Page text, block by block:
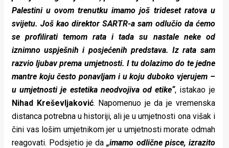
Palestini u ovom trenutku imamo još trideset ratova u
svijetu. Još kao direktor SARTR-a sam odlučio da ćemo
se profilirati temom rata i tada su nastale neke od
iznimno uspješnih i posjećenih predstava. Iz rata sam
razvio ljubav prema umjetnosti. I tu dolazimo do te jedne
mantre koju često ponavljam i u koju duboko vjerujem –
u umjetnosti je estetika neodvojiva od etike“, istakao je
Nihad Kreševljaković. Napomenuo je da je vremenska
distanca potrebna u historiji, ali je u umjetnosti ona višak i
čini vas lošim umjetnikom jer u umjetnosti morate odmah
reagovati. Podsjetio je da„imamo odlične pisce, izrazito